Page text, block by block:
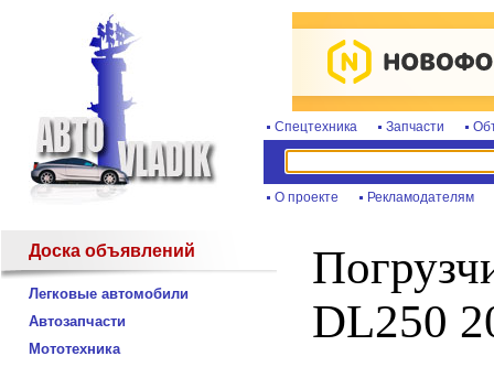
Спецтехника Запчасти
О проекте Рекламодателям
Доска объявлений
Легковые автомобили
Автозапчасти
Мототехника
DL250